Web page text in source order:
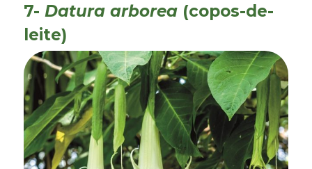
7-Datura arborea (copos-de-
leite)